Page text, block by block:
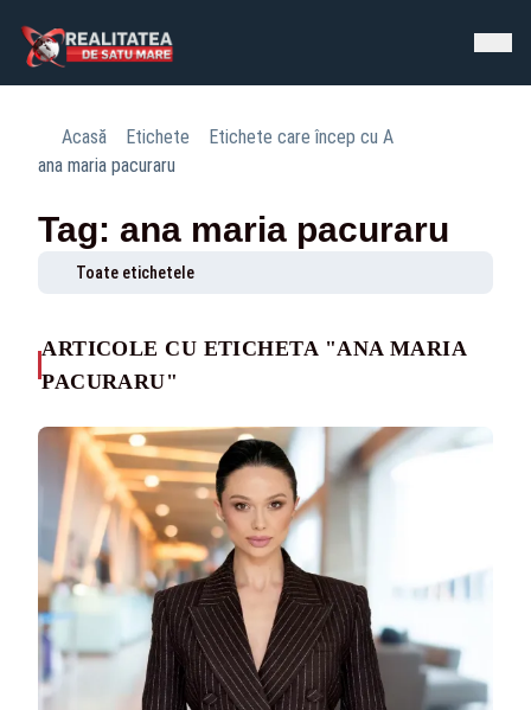
Acasă Etichete
Etichete care încep cu A
ana maria pacuraru
Tag: ana maria pacuraru
Toate etichetele
ARTICOLE CU ETICHETA "ANA MARIA
PACURARU"